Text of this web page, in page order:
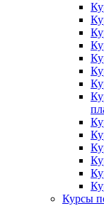
Курсы